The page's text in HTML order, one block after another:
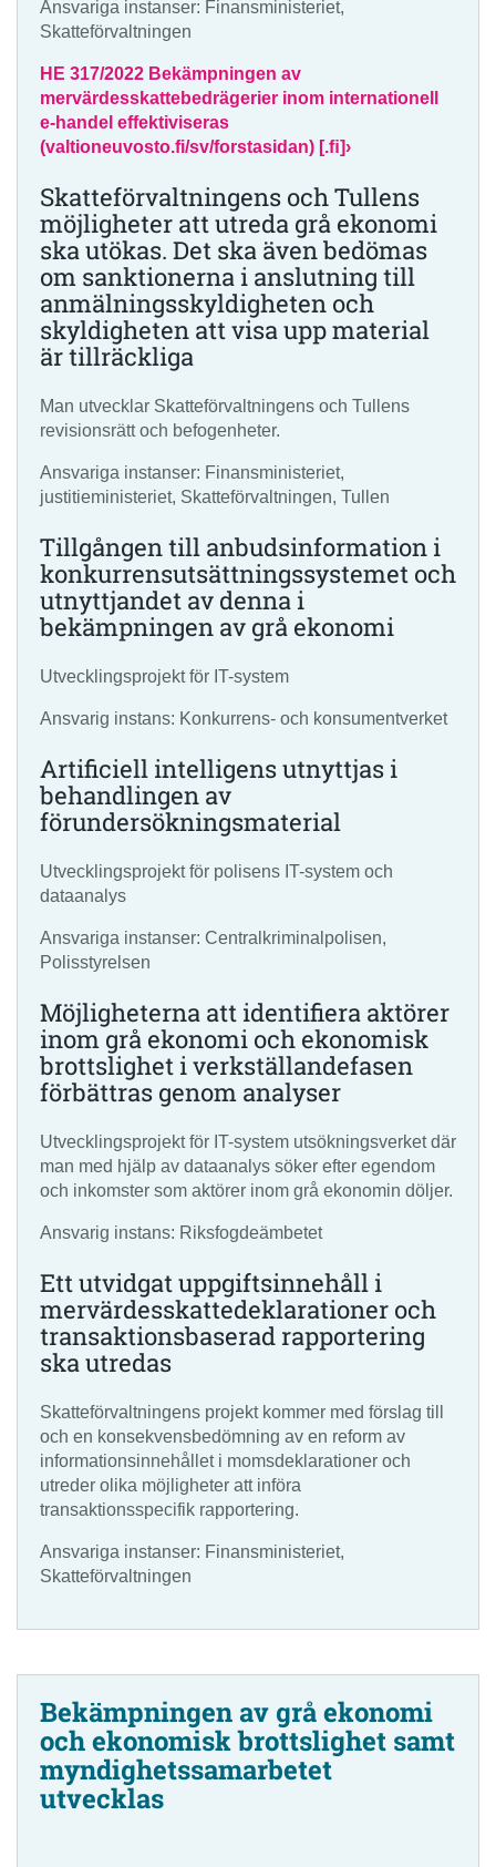
Ansvariga instanser: Finansministeriet,
Skatteförvaltningen
HE 317/2022 Bekämpningen av
mervärdesskattebedrägerier inom internationell
e-handel effektiviseras
(valtioneuvosto.fi/sv/forstasidan) [.ﬁ]›
Skatteförvaltningens och Tullens
möjligheter att utreda grå ekonomi
ska utökas. Det ska även bedömas
om sanktionerna i anslutning till
anmälningsskyldigheten och
skyldigheten att visa upp material
är tillräckliga
Man utvecklar Skatteförvaltningens och Tullens
revisionsrätt och befogenheter.
Ansvariga instanser: Finansministeriet,
justitieministeriet, Skatteförvaltningen, Tullen
Tillgången till anbudsinformation i
konkurrensutsättningssystemet och
utnyttjandet av denna i
bekämpningen av grå ekonomi
Utvecklingsprojekt för IT-system
Ansvarig instans: Konkurrens- och konsumentverket
Artificiell intelligens utnyttjas i
behandlingen av
förundersökningsmaterial
Utvecklingsprojekt för polisens IT-system och
dataanalys
Ansvariga instanser: Centralkriminalpolisen,
Polisstyrelsen
Möjligheterna att identifiera aktörer
inom grå ekonomi och ekonomisk
brottslighet i verkställandefasen
förbättras genom analyser
Utvecklingsprojekt för IT-system utsökningsverket där
man med hjälp av dataanalys söker efter egendom
och inkomster som aktörer inom grå ekonomin döljer.
Ansvarig instans: Riksfogdeämbetet
Ett utvidgat uppgiftsinnehåll i
mervärdesskattedeklarationer och
transaktionsbaserad rapportering
ska utredas
Skatteförvaltningens projekt kommer med förslag till
och en konsekvensbedömning av en reform av
informationsinnehållet i momsdeklarationer och
utreder olika möjligheter att införa
transaktionsspecifik rapportering.
Ansvariga instanser: Finansministeriet,
Skatteförvaltningen
Bekämpningen av grå ekonomi
och ekonomisk brottslighet samt
myndighetssamarbetet
utvecklas